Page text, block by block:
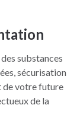
substances
sécurisation
de votre future
de la